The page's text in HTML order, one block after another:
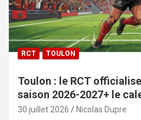
RCT TOULON
Toulon : le RCT
saison 2026-2027+ le
30 juillet 2026 Nicolas Dupre